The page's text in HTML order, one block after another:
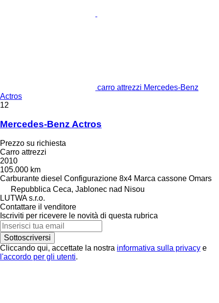
carro attrezzi Mercedes-Benz
Actros
12
Mercedes-Benz Actros
Prezzo su richiesta
Carro attrezzi
2010
105.000 km
Carburante diesel Configurazione 8x4 Marca cassone Omars
Repubblica Ceca, Jablonec nad Nisou
LUTWA s.r.o.
Contattare il venditore
Iscriviti per ricevere le novità di questa rubrica
Sottoscriversi
Cliccando qui, accettate la nostra informativa sulla privacy e
l'accordo per gli utenti.